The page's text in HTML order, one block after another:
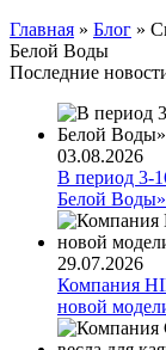
Главная » Блог »
Белой Воды
Последние
03.08.2026
В период 3-
Белой Воды»
29.07.2026
Компания
новой